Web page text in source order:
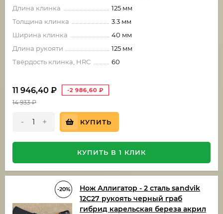
Длина клинка
125 мм
Толщина клинка
3.3 мм
Ширина клинка
40 мм
Длина рукояти
125 мм
Твёрдость клинка, HRC
60
11 946,40 ₽ -2 986,60 ₽
14 933₽
- + КУПИТЬ
КУПИТЬ В 1 КЛИК
-20%
Нож Аллигатор - 2 сталь sandvik
12C27 рукоять черный граб
гибрид карельская береза акрил